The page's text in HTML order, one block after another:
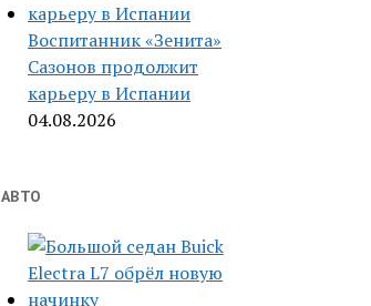
Воспитанник «Зенита»
Сазонов продолжит
карьеру в Испании
04.08.2026
АВТО